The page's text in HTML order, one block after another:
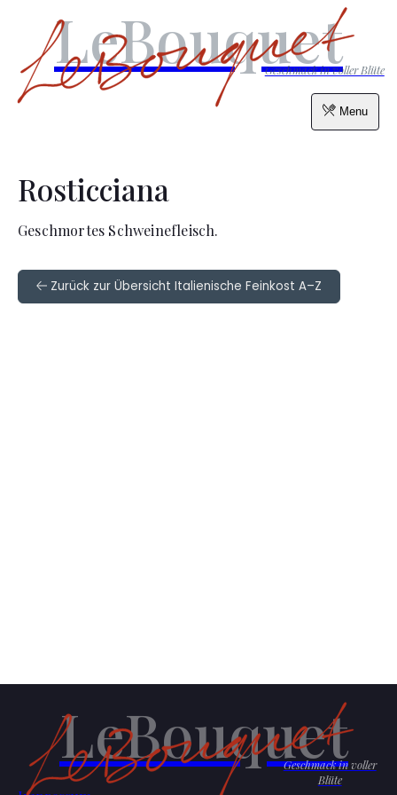
Menu
LeBouquet
Geschmack in voller Blüte
Rosticciana
Geschmortes Schweinefleisch.
Zurück zur Übersicht Italienische Feinkost A–Z
LeBouquet
Geschmack in voller
Blüte